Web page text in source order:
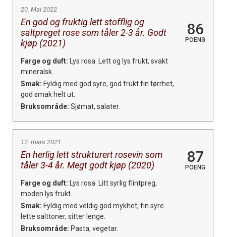
20. Mai 2022
En god og fruktig lett stofflig og
saltpreget rose som tåler 2-3 år. Godt
kjøp (2021)
86
POENG
Farge og duft: Lys rosa. Lett og lys frukt, svakt
mineralsk.
Smak: Fyldig med god syre, god frukt fin tørrhet,
god smak helt ut.
Bruksområde: Sjømat, salater.
12. mars 2021
En herlig lett strukturert rosevin som
tåler 3-4 år. Megt godt kjøp (2020)
87
POENG
Farge og duft: Lys rosa. Litt syrlig flintpreg,
moden lys frukt.
Smak: Fyldig med veldig god mykhet, fin syre
lette salttoner, sitter lenge.
Bruksområde: Pasta, vegetar.